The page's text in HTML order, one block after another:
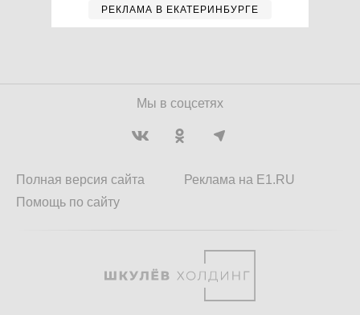
РЕКЛАМА В ЕКАТЕРИНБУРГЕ
Мы в соцсетях
Полная версия сайта
Помощь по сайту
Реклама на E1.RU